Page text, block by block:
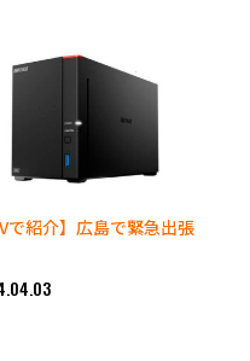
で紹介】広島で緊急出張